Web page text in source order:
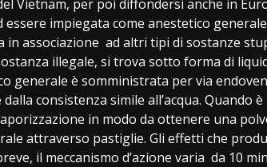
Vietnam, per poi diffondersi anche in
impiegata come anestetico
in associazione ad altri tipi di sostanze
illegale, si trova sotto forma di
generale è somministrata per via
consistenza simile all’acqua. Quando
in modo da ottenere una
attraverso pastiglie. Gli effetti che
il meccanismo d’azione varia da 10